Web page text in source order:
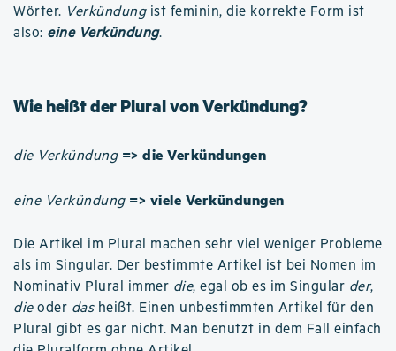
Wörter. Verkündungist feminin, die korrekte Form ist
also: eine Verkündung.
Wie heißt der Plural von Verkündung?
die Verkündung => die Verkündungen
eine Verkündung => viele Verkündungen
Die Artikel im Plural machen sehr viel weniger Probleme
als im Singular. Der bestimmte Artikel ist bei Nomen im
Nominativ Plural immer die, egal ob es im Singular der,
dieoder dasheißt. Einen unbestimmten Artikel für den
Plural gibt es gar nicht. Man benutzt in dem Fall einfach